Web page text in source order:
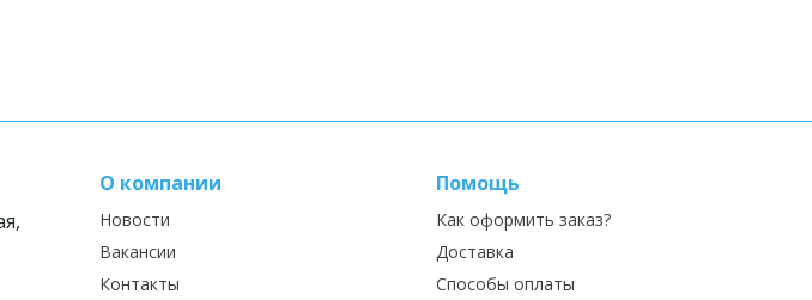
О компании
Новости
Вакансии
Контакты
Помощь
Как оформить заказ?
Доставка
Способы оплаты